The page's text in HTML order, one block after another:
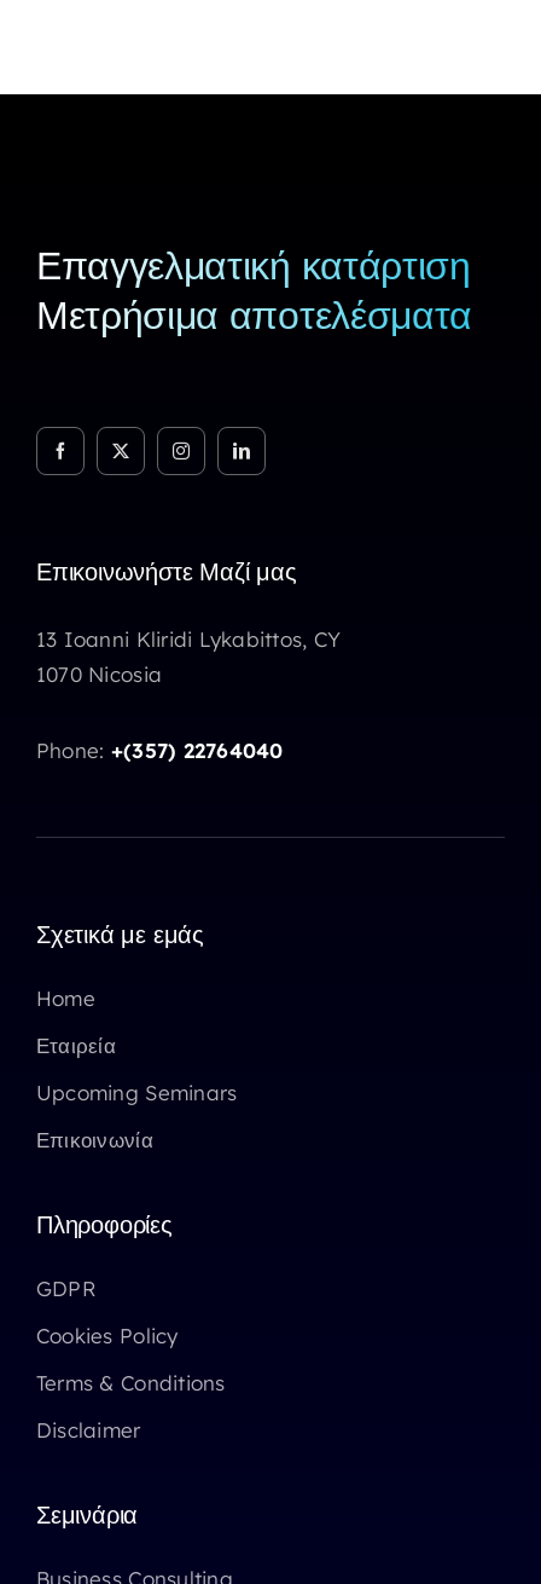
Επαγγελματική κατάρτιση
Μετρήσιμα αποτελέσματα
Επικοινωνήστε Μαζί μας
13 Ioanni Kliridi Lykabittos, CY
1070 Nicosia
Phone: +(357) 22764040
Σχετικά με εμάς
Home
Εταιρεία
Upcoming Seminars
Επικοινωνία
Πληροφορίες
GDPR
Cookies Policy
Terms & Conditions
Disclaimer
Σεμινάρια
Business Consulting